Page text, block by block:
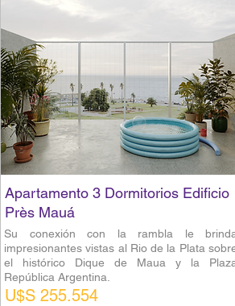
Apartamento 3 Dormitorios Edificio
Près Mauá
Su conexión con la rambla le
impresionantes vistas al Rio de la Plata
el histórico Dique de Maua y la
República Argentina.
U$S 255.554